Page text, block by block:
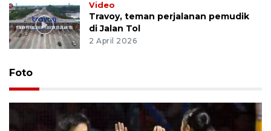
Video
Travoy, teman perjalanan pemudik
di Jalan Tol
2 April 2026
Foto